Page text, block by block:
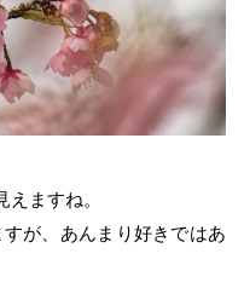
ますね。
が、あんまり好きではあ